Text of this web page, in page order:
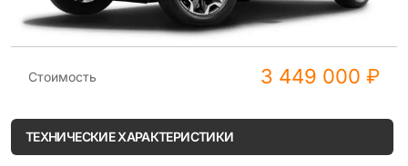
Стоимость 3 449 000 ₽
ТЕХНИЧЕСКИЕ ХАРАКТЕРИСТИКИ